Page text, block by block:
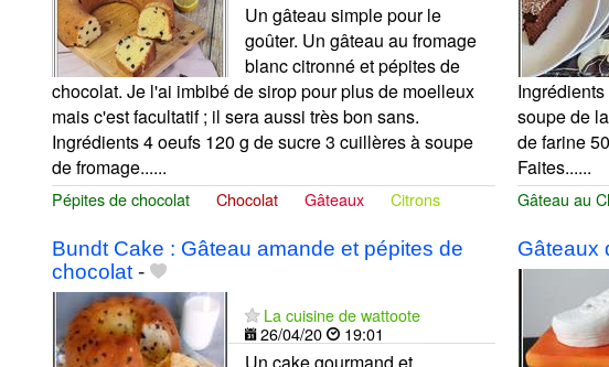
Un gâteau simple pour le
goûter. Un gâteau au fromage
blanc citronné et pépites de
chocolat. Je l'ai imbibé de sirop pour plus de moelleux
mais c'est facultatif ; il sera aussi très bon sans.
Ingrédients 4 oeufs 120 g de sucre 3 cuillères à soupe
de fromage......
Pépites de chocolat Chocolat Gâteaux Citrons
soupe de
de farine
Faites......
Gâteau au
Bundt Cake : Gâteau amande et pépites de
chocolat -
La cuisine de wattoote
26/04/20
19:01
Gâteaux